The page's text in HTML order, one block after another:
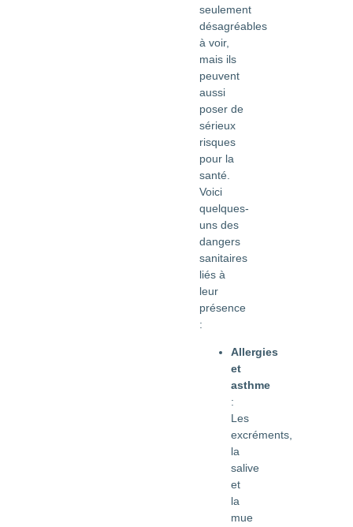
seulement
désagréables
à voir,
mais ils
peuvent
aussi
poser de
sérieux
risques
pour la
santé.
Voici
quelques-
uns des
dangers
sanitaires
liés à
leur
présence
:
Allergies
et
asthme
:
Les
excréments,
la
salive
et
la
mue